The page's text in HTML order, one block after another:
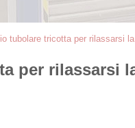
tubolare tricotta per rilassarsi
per rilassarsi